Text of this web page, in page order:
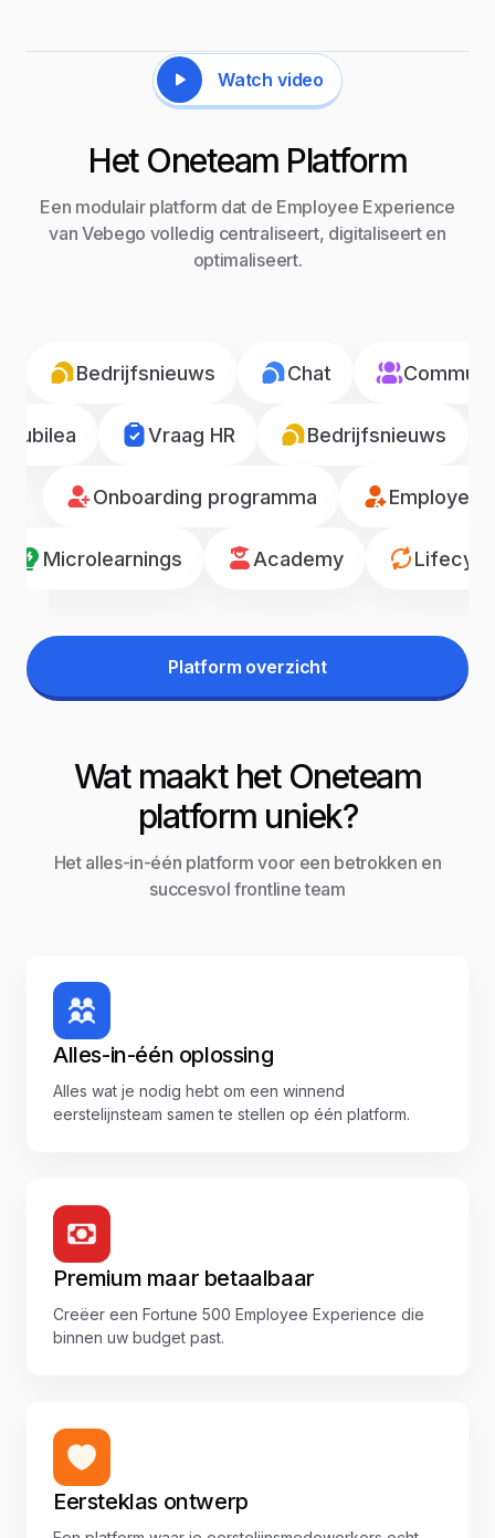
Watch video
Het Oneteam Platform
Een modulair platform dat de Employee Experience
van Vebego volledig centraliseert, digitaliseert en
optimaliseert.
Bedrijfsnieuws Chat
Jubilea Vraag HR Bedrijfsnieuws
Onboarding programma Employee
Microlearnings Academy
Platform overzicht
Wat maakt het Oneteam
platform uniek?
Het alles-in-één platform voor een betrokken en
succesvol frontline team
Alles-in-één oplossing
Alles wat je nodig hebt om een winnend
eerstelijnsteam samen te stellen op één platform.
Premium maar betaalbaar
Creëer een Fortune 500 Employee Experience die
binnen uw budget past.
Eersteklas ontwerp